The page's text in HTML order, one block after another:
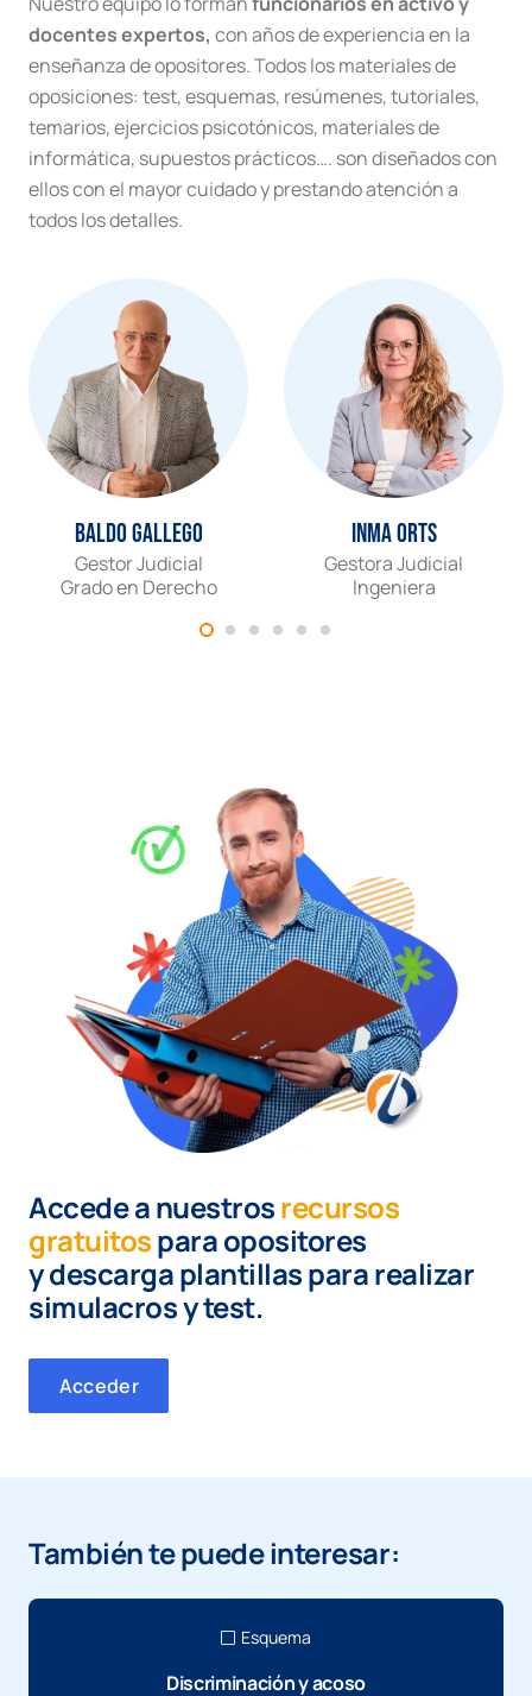
docentes expertos, con años de experiencia en la
enseñanza de opositores. Todos los materiales de
oposiciones: test, esquemas, resúmenes, tutoriales,
temarios, ejercicios psicotónicos, materiales de
informática, supuestos prácticos…. son diseñados con
ellos con el mayor cuidado y prestando atención a
todos los detalles.
Baldo Gallego
Gestor Judicial
Grado en Derecho
Inma Orts
Gestora Judicial
Ingeniera
Accede a nuestrosrecursos
gratuitospara opositores
ydescarga plantillas para realizar
simulacros y test.
Acceder
También te puede interesar:
Esquema
Discriminación y acoso